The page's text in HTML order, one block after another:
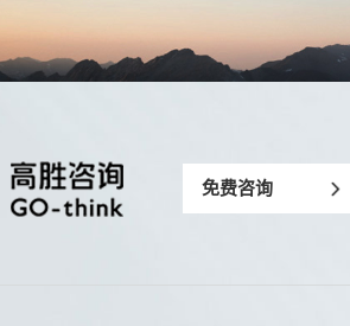
免费咨询